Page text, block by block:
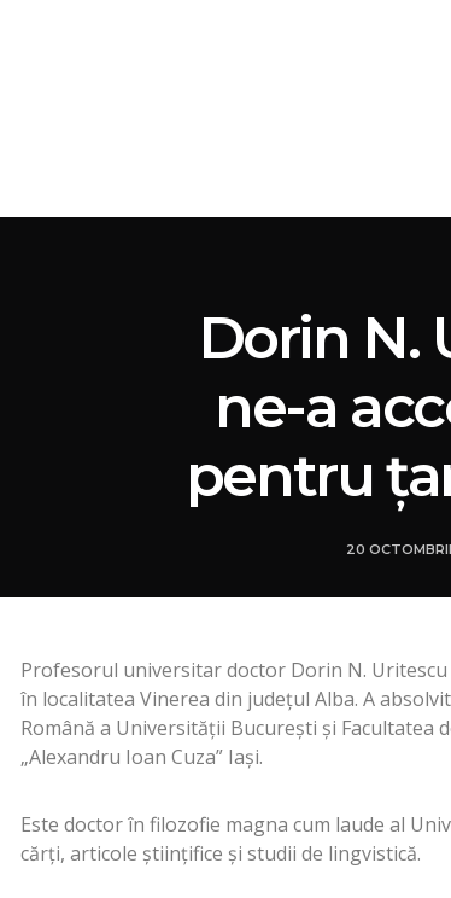
Dorin N.
ne-a
pentru
20
Profesorul universitar doctor Dorin N.
în localitatea Vinerea din judeţul Alba. A
Română a Universităţii Bucureşti şi Facultatea
„Alexandru Ioan Cuza” Iaşi.
Este doctor în filozofie magna cum laude al
cărţi, articole ştiinţifice şi studii de lingvistică.